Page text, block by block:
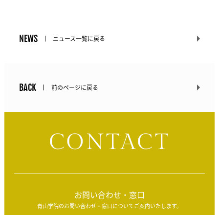
NEWS ニュース一覧に戻る
BACK 前のページに戻る
CONTACT
お問い合わせ・窓口
青山学院のお問い合わせ・窓口についてご案内いたします。